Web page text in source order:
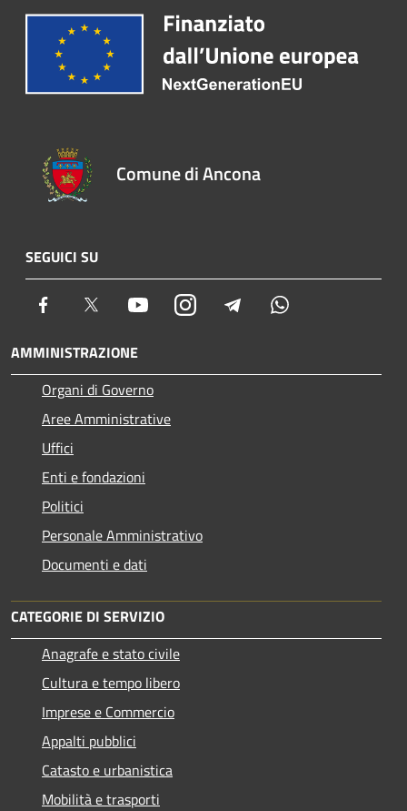
Comune di Ancona
SEGUICI SU
Facebook Twitter YoutubeInstagram Telegram
AMMINISTRAZIONE
Organi di Governo
Aree Amministrative
Uffici
Enti e fondazioni
Politici
Personale Amministrativo
Documenti e dati
CATEGORIE DI SERVIZIO
Anagrafe e stato civile
Cultura e tempo libero
Imprese e Commercio
Appalti pubblici
Catasto e urbanistica
Mobilità e trasporti